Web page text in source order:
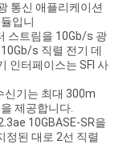
통신 애플리케이션
입니
스트림을 10Gb/s 광
s 직렬 전기 데
인터페이스는 SFI 사
신기는 최대 300m
제공합니다.
10GBASE-SR을
정된 대로 2선 직렬